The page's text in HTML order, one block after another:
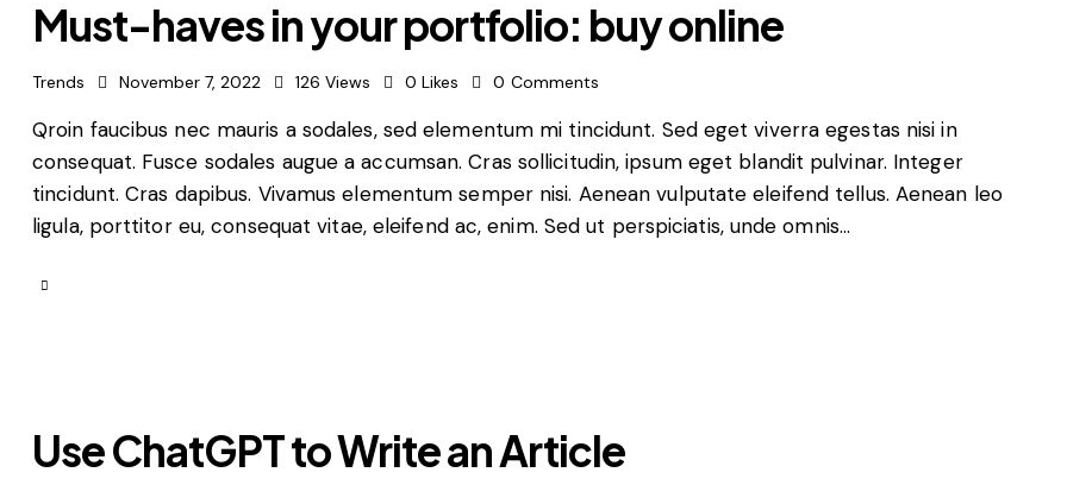
Must-haves in your portfolio: buy online
Trends November 7, 2022 126 Views 0 Likes 0 Comments
Qroin faucibus nec mauris a sodales, sed elementum mi tincidunt. Sed eget viverra egestas nisi in
consequat. Fusce sodales augue a accumsan. Cras sollicitudin, ipsum eget blandit pulvinar. Integer
tincidunt. Cras dapibus. Vivamus elementum semper nisi. Aenean vulputate eleifend tellus. Aenean leo
ligula, porttitor eu, consequat vitae, eleifend ac, enim. Sed ut perspiciatis, unde omnis…
Use ChatGPT to Write an Article